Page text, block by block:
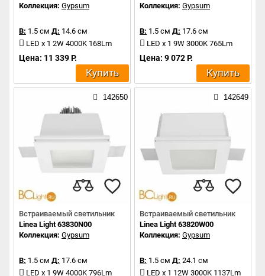
Коллекция: Gypsum
В: 1.5 см Д: 14.6 см
LED x 1 2W 4000K 168Lm
Цена: 11 339 Р.
Купить
Коллекция: Gypsum
В: 1.5 см Д: 17.6 см
LED x 1 9W 3000K 765Lm
Цена: 9 072 Р.
Купить
142650
Встраиваемый светильник
Linea Light 63830N00
Коллекция: Gypsum
В: 1.5 см Д: 17.6 см
LED x 1 9W 4000K 796Lm
142649
Встраиваемый светильник
Linea Light 63820W00
Коллекция: Gypsum
В: 1.5 см Д: 24.1 см
LED x 1 12W 3000K 1137Lm